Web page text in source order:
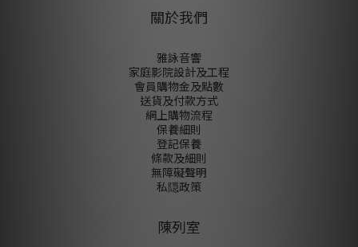
關於我們
雅詠音響
家庭影院設計及工程
會員購物金及點數
送貨及付款方式
網上購物流程
保養細則
登記保養
條款及細則
無障礙聲明
私隠政策
陳列室